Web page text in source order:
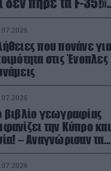
που πονάνε
στις Ένοπλες
βιβλίο γεωγραφίας
την Κύπρο
– Αναγνώρισαν τα
(φωτο)